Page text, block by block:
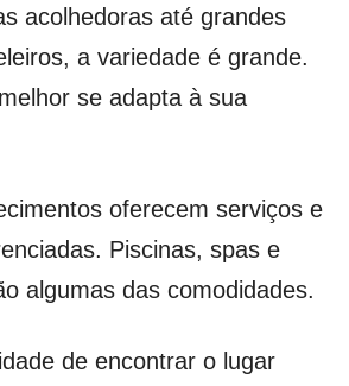
acolhedoras até grandes
a variedade é grande.
se adapta à sua
oferecem serviços e
Piscinas, spas e
algumas das comodidades.
de encontrar o lugar